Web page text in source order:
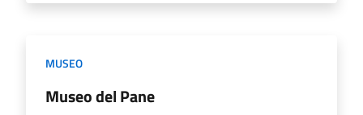
MUSEO
Museo del Pane